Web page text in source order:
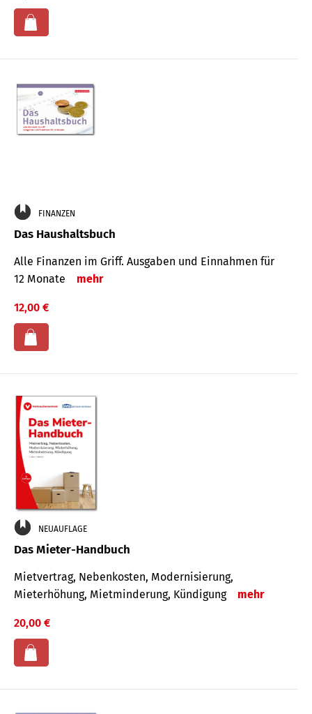
FINANZEN
Das Haushaltsbuch
Alle Finanzen im Griff. Aus­gaben und Ein­nahmen für
12 Monate
mehr
12,00 €
NEUAUFLAGE
Das Mieter-Handbuch
Mietvertrag, Nebenkosten, Modernisierung,
Mieterhöhung, Mietminderung, Kündigung
mehr
20,00 €